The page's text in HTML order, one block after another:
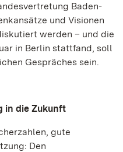
Baden-
und Visionen
werden – und die
in Berlin stattfand, soll
Gespräches sein.
in die Zukunft
gute
Den